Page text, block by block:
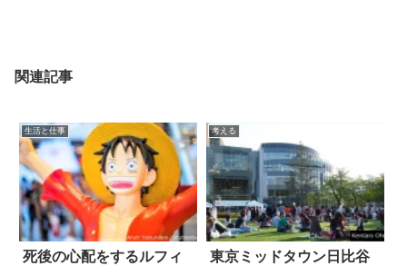
関連記事
生活と仕事
死後の心配をするルフィ
考える
東京ミッドタウン日比谷